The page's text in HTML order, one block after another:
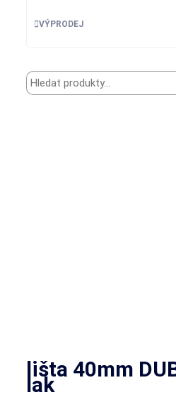
VÝPRODEJ
Hledat:
lišta 40mm
lak